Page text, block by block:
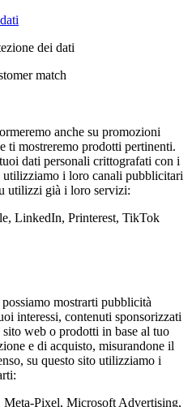
dei dati
match
anche su promozioni
ti mostreremo prodotti pertinenti.
dati personali crittografati con i
utilizziamo i loro canali pubblicitari
utilizzi già i loro servizi:
LinkedIn, Printerest, TikTok
mostrarti pubblicità
interessi, contenuti sponsorizzati
web o prodotti in base al tuo
e di acquisto, misurandone il
su questo sito utilizziamo i
Pixel, Microsoft Advertising,